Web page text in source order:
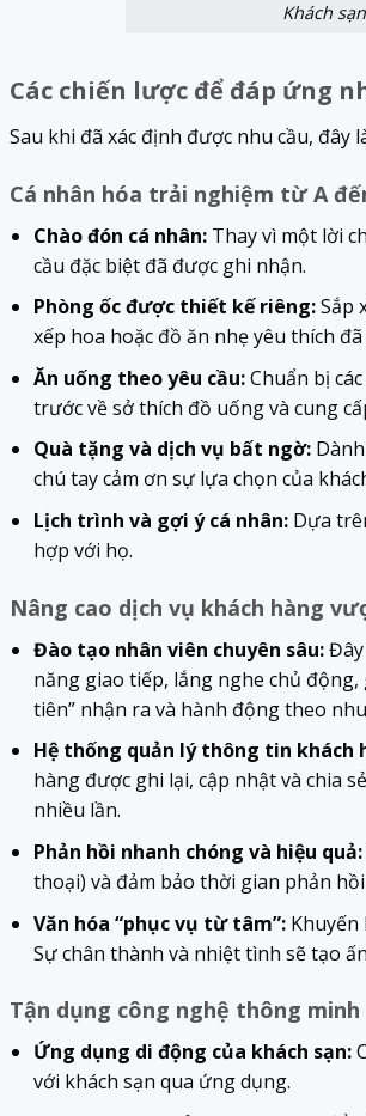
Khách
Các chiến lược để đáp ứng
Sau khi đã xác định được nhu cầu,
Cá nhân hóa trải nghiệm từ A
Chào đón cá nhân: Thay vì một lời
cầu đặc biệt đã được ghi nhận.
Phòng ốc được thiết kế riêng:Sắp
xếp hoa hoặc đồ ăn nhẹ yêu thích
Ăn uống theo yêu cầu:Chuẩn bị
trước về sở thích đồ uống và cung
Quà tặng và dịch vụ bất ngờ:
chú tay cảm ơn sự lựa chọn của
Lịch trình và gợi ý cá nhân: Dựa
hợp với họ.
Nâng cao dịch vụ khách hàng
Đào tạo nhân viên chuyên sâu:
năng giao tiếp, lắng nghe chủ
tiên” nhận ra và hành động theo
Hệ thống quản lý thông tin khách
hàng được ghi lại, cập nhật và chia
nhiều lần.
Phản hồi nhanh chóng và hiệu quả:
thoại) và đảm bảo thời gian phản
Văn hóa “phục vụ từ tâm”: Khuyến
Sự chân thành và nhiệt tình sẽ tạo
Tận dụng công nghệ thông minh
Ứng dụng di động của khách sạn:
với khách sạn qua ứng dụng.